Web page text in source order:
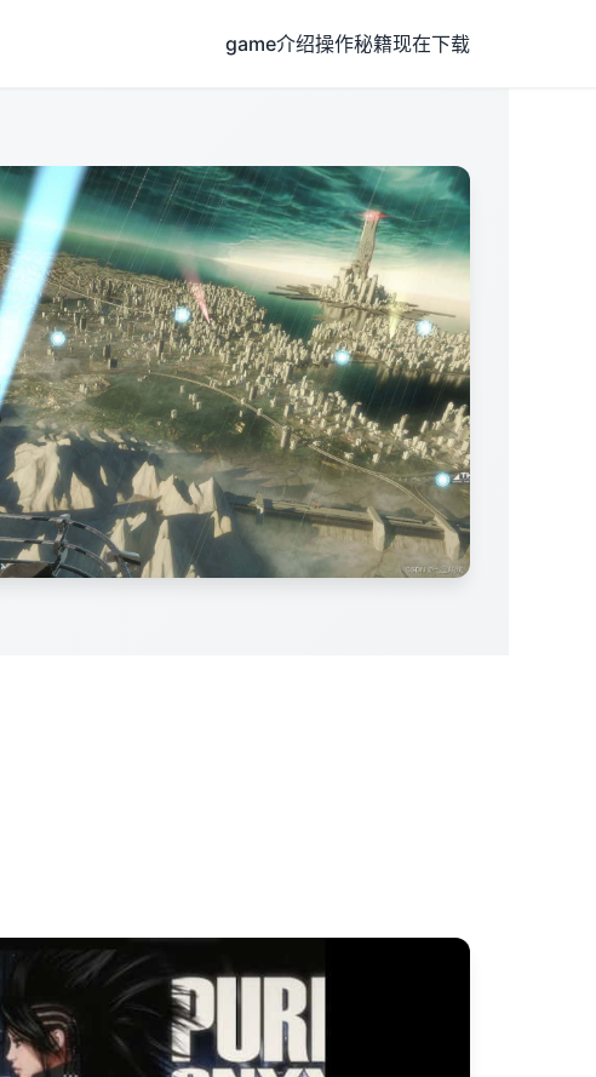
game介绍操作秘籍现在下载